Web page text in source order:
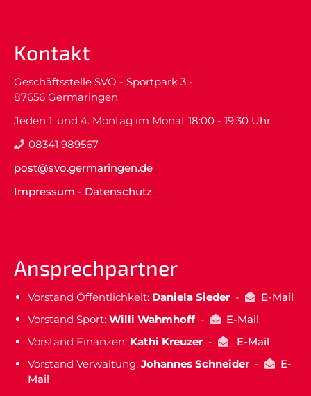
Kontakt
Geschäftsstelle SVO - Sportpark 3 -
87656 Germaringen
Jeden 1. und 4. Montag im Monat 18:00 - 19:30 Uhr
08341 989567
post@svo.germaringen.de
Impressum - Datenschutz
Ansprechpartner
Vorstand Öffentlichkeit: Daniela Sieder-
E-Mail
Vorstand Sport: Willi Wahmhoff-
E-Mail
Vorstand Finanzen: Kathi Kreuzer-
E-Mail
Vorstand Verwaltung: Johannes Schneider -
E-
Mail